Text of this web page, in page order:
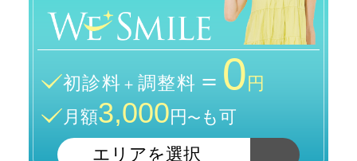
初診料＋ 調整料 ＝ 0 円
月額3,000円〜 も可